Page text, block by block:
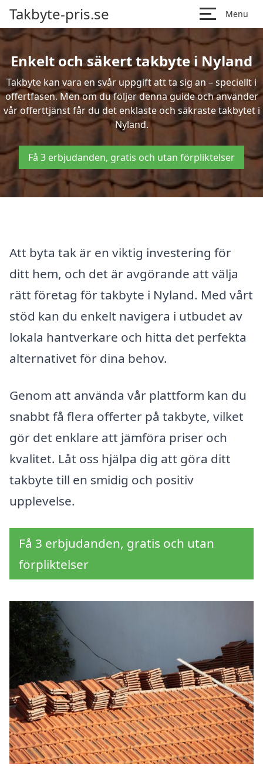
Takbyte-pris.se Menu
Enkelt och säkert takbyte i Nyland
Takbyte kan vara en svår uppgift att ta sig an – speciellt i
offertfasen. Men om du följer denna guide och använder
vår offerttjänst får du det enklaste och säkraste takbytet i
Nyland.
Få 3 erbjudanden, gratis och utan förpliktelser
Att byta tak är en viktig investering för
ditt hem, och det är avgörande att välja
rätt företag för takbyte i Nyland. Med vårt
stöd kan du enkelt navigera i utbudet av
lokala hantverkare och hitta det perfekta
alternativet för dina behov.
Genom att använda vår plattform kan du
snabbt få flera offerter på takbyte, vilket
gör det enklare att jämföra priser och
kvalitet. Låt oss hjälpa dig att göra ditt
takbyte till en smidig och positiv
upplevelse.
Få 3 erbjudanden, gratis och utan
förpliktelser